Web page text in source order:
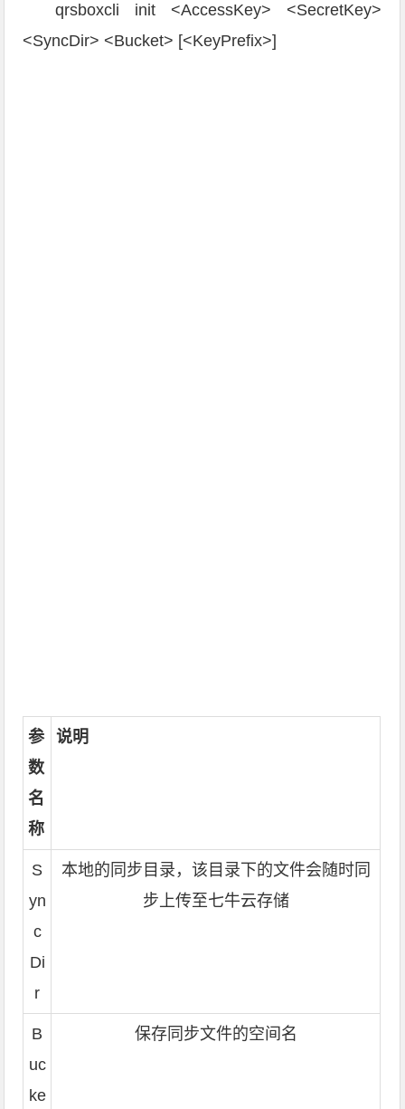
qrsboxcli init <AccessKey> <SecretKey>
<SyncDir> <Bucket> [<KeyPrefix>]
参
数
名
称
说明
S
yn
c
Di
r
本地的同步目录，该目录下的文件会随时同
步上传至七牛云存储
B
uc
ke
保存同步文件的空间名